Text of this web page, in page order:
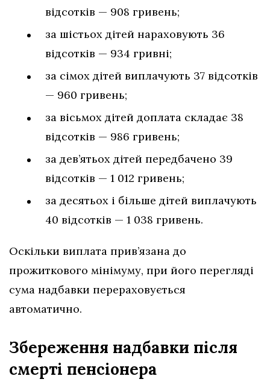
відсотків — 908 гривень;
за шістьох дітей нараховують 36
відсотків — 934 гривні;
за сімох дітей виплачують 37 відсотків
— 960 гривень;
за вісьмох дітей доплата складає 38
відсотків — 986 гривень;
за дев’ятьох дітей передбачено 39
відсотків — 1 012 гривень;
за десятьох і більше дітей виплачують
40 відсотків — 1 038 гривень.
Оскільки виплата прив’язана до
прожиткового мінімуму, при його перегляді
сума надбавки перераховується
автоматично.
Збереження надбавки після
смерті пенсіонера